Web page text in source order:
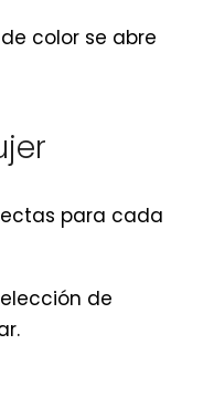
color se abre
para cada
de